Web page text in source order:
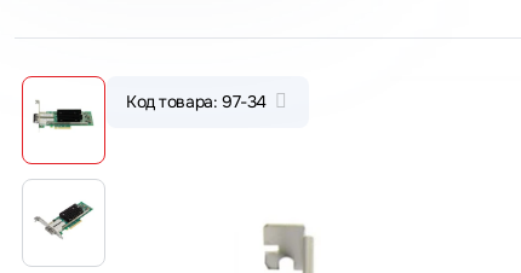
Код товара: 97-34